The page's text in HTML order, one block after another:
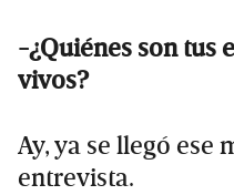
-¿Quiénes son tus
vivos?
Ay, ya se llegó ese
entrevista.